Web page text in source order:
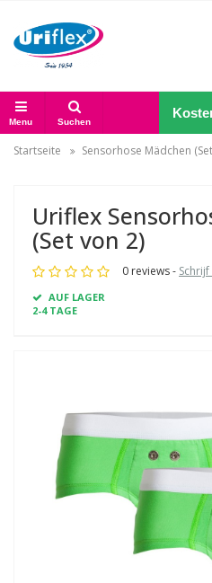
Menu Suchen
Startseite Sensorhose Mädchen
Uriflex
(Set von 2)
0 reviews -
AUF LAGER
2-4 TAGE